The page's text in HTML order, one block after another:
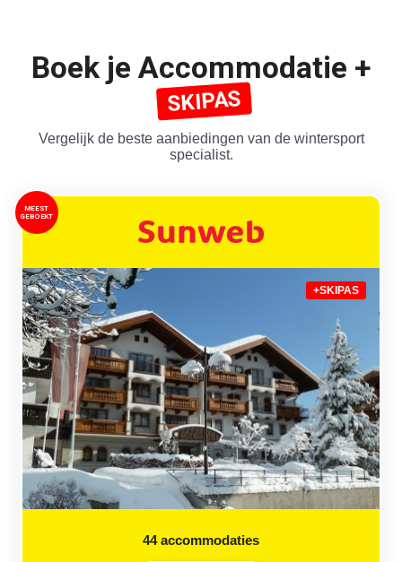
Boek je Accommodatie +
SKIPAS
Vergelijk de beste aanbiedingen van de wintersport
specialist.
MEEST
GEBOEKT
+SKIPAS
44accommodaties